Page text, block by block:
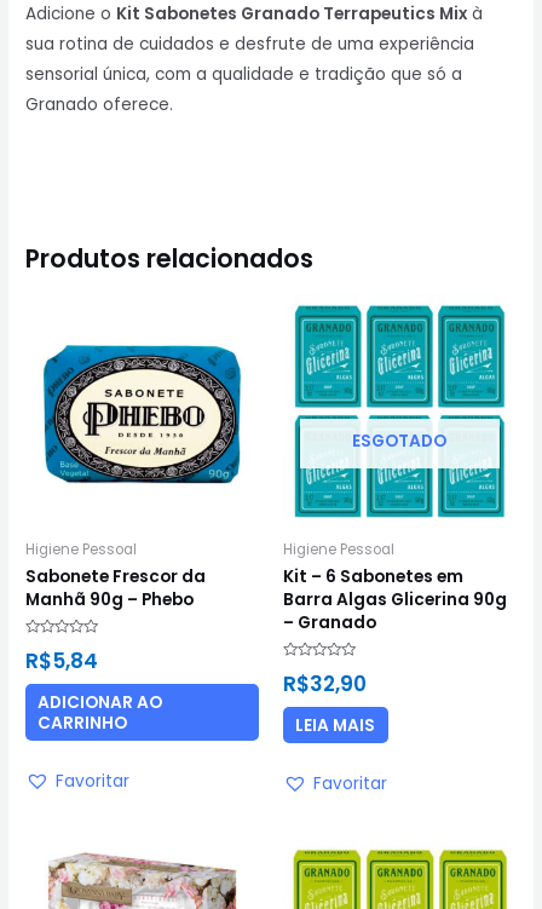
Adicione o Kit Sabonetes Granado Terrapeutics Mix à
sua rotina de cuidados e desfrute de uma experiência
sensorial única, com a qualidade e tradição que só a
Granado oferece.
Produtos relacionados
Higiene Pessoal
Sabonete Frescor da
Manhã 90g – Phebo
0
5
R$5,84
ADICIONAR AO
CARRINHO
Favoritar
ESGOTADO
Higiene Pessoal
Kit – 6 Sabonetes em
Barra Algas Glicerina 90g
– Granado
0
5
R$32,90
LEIA MAIS
Favoritar